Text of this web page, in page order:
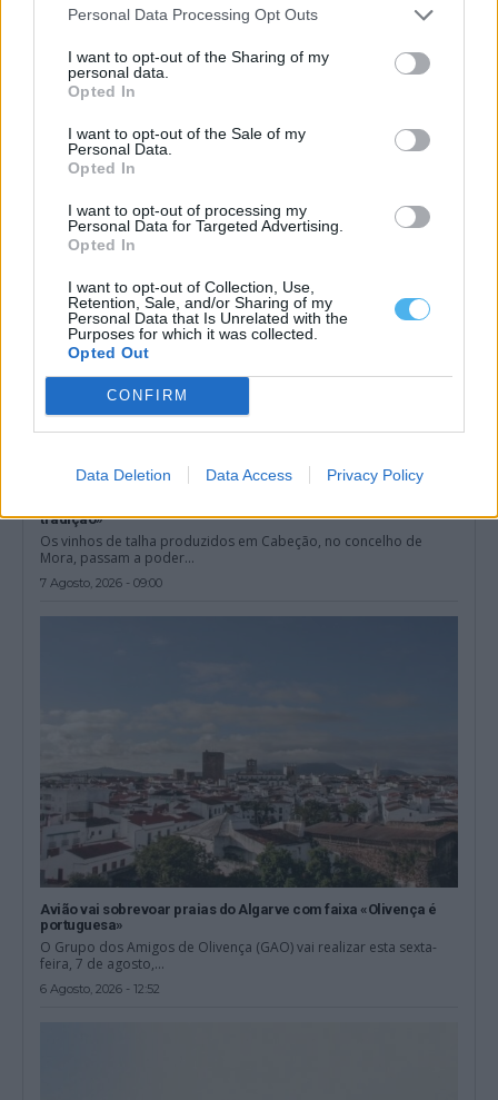
Personal Data Processing Opt Outs
I want to opt-out of the Sharing of my
personal data.
Opted In
I want to opt-out of the Sale of my
Personal Data.
Opted In
I want to opt-out of processing my
Personal Data for Targeted Advertising.
Opted In
I want to opt-out of Collection, Use,
Retention, Sale, and/or Sharing of my
Personal Data that Is Unrelated with the
Purposes for which it was collected.
Opted Out
CONFIRM
Data Deletion Data Access Privacy Policy
Videovigilância em Mourão dá novo passo: Processo aguarda
agora parecer da CNPD e autarquia prepara contratação
Mourão aguarda agora o parecer...
7 Agosto, 2026 - 18:30
Mora: Vinhos de talha de Cabeção conquistam
tradição»
Os vinhos de talha produzidos em Cabeção, no concelho de
Mora, passam a poder...
7 Agosto, 2026 - 09:00
Avião vai sobrevoar praias do Algarve com faixa «Olivença é
portuguesa»
O Grupo dos Amigos de Olivença (GAO) vai realizar esta sexta-
feira, 7 de agosto,...
6 Agosto, 2026 - 12:52